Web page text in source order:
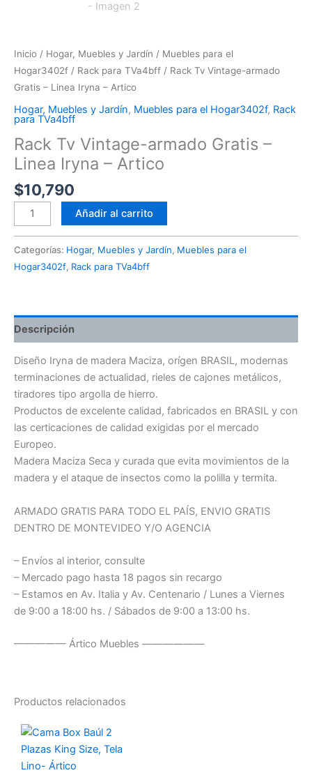
Inicio / Hogar, Muebles y Jardín / Muebles para el
Hogar3402f / Rack para TVa4bff / Rack Tv Vintage-armado
Gratis – Linea Iryna – Artico
Hogar, Muebles y Jardín, Muebles para el Hogar3402f, Rack
para TVa4bff
Rack Tv Vintage-armado Gratis –
Linea Iryna – Artico
$10,790
Añadir al carrito
Categorías: Hogar, Muebles y Jardín, Muebles para el
Hogar3402f, Rack para TVa4bff
Descripción
Diseño Iryna de madera Maciza, orígen BRASIL, modernas
terminaciones de actualidad, rieles de cajones metálicos,
tiradores tipo argolla de hierro.
Productos de excelente calidad, fabricados en BRASIL y con
las certicaciones de calidad exigidas por el mercado
Europeo.
Madera Maciza Seca y curada que evita movimientos de la
madera y el ataque de insectos como la polilla y termita.
ARMADO GRATIS PARA TODO EL PAÍS, ENVIO GRATIS
DENTRO DE MONTEVIDEO Y/O AGENCIA
– Envíos al interior, consulte
– Mercado pago hasta 18 pagos sin recargo
– Estamos en Av. Italia y Av. Centenario / Lunes a Viernes
de 9:00 a 18:00 hs. / Sábados de 9:00 a 13:00 hs.
————— Ártico Muebles ——————
Productos relacionados